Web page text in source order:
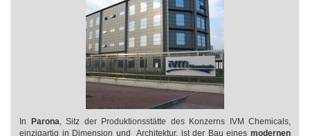
In Parona, Sitz der Produktionsstätte des Konzerns IVM Chemicals,
einzigartig in Dimension und Architektur, ist der Bau eines modernen